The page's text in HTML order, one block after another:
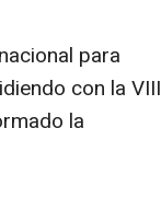
para
con la VIII
la